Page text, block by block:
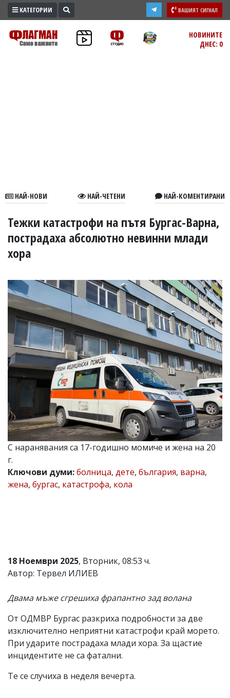
ПРОМО
ЗОНА
В
УКРАЙНА
СПОРТ
РАЗСЛЕДВАНЕ
БИЗНЕС
ЮГ
Управители:
Веселин
Василев,
email:
v.vasilev@flagman.bg
Катя
Касабова,
k.kassabova@flagman.bg
Главен
редактор:
Иван
Колев,
email:
office@flagman.bg
Коментарите
статиите
носи
отговорност
Ако
обиден
за
коментар,
моля
ни!
КАТЕГОРИИ ВАШИЯТ СИГНАЛ
НОВИНИТЕ
ДНЕС: 0
НАЙ-НОВИ НАЙ-ЧЕТЕНИ НАЙ-КОМЕНТИРАНИ
Тежки катастрофи на пътя Бургас-Варна,
пострадаха абсолютно невинни млади
хора
С наранявания са 17-годишно момиче и жена на 20
г.
Ключови думи:болница, дете, българия, варна,
жена, бургас, катастрофа, кола
18 Ноември 2025, Вторник, 08:53 ч.
Автор: Тервел ИЛИЕВ
Двама мъже сгрешиха фрапантно зад волана
От ОДМВР Бургас разкриха подробности за две
изключително неприятни катастрофи край морето.
При ударите пострадаха млади хора. За щастие
инцидентите не са фатални.
Те се случиха в неделя вечерта.